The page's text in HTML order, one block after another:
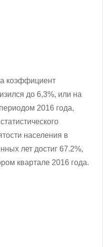
коэффициент
до 6,3%, или на
2016 года,
населения в
лет достиг 67.2%,
квартале 2016 года.